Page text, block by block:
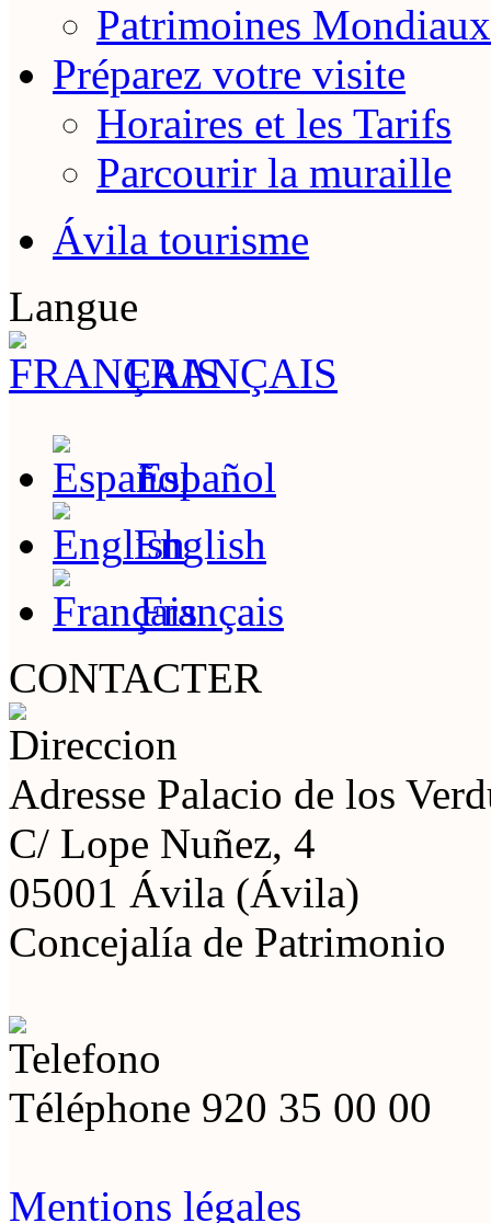
Patrimoines
Préparez votre visite
Horaires et les Tarifs
Parcourir la muraille
Ávila tourisme
Langue
FRANÇAIS
Español
English
Français
CONTACTER
Adresse Palacio de los
C/ Lope Nuñez, 4
05001 Ávila (Ávila)
Concejalía de Patrimonio
Téléphone 920 35 00 00
Mentions légales